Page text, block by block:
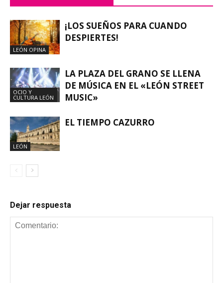
LEÓN OPINA
¡LOS SUEÑOS PARA CUANDO
DESPIERTES!
OCIO Y
CULTURA LEÓN
LA PLAZA DEL GRANO SE LLENA
DE MÚSICA EN EL «LEÓN STREET
MUSIC»
LEÓN
EL TIEMPO CAZURRO
Dejar respuesta